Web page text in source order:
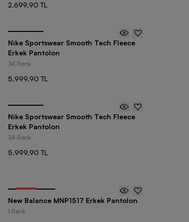
2.699,90 TL
Nike Sportswear Smooth Tech Fleece
Erkek Pantolon
34 Renk
5.999,90 TL
Nike Sportswear Smooth Tech Fleece
Erkek Pantolon
34 Renk
5.999,90 TL
New Balance MNP1517 Erkek Pantolon
1 Renk